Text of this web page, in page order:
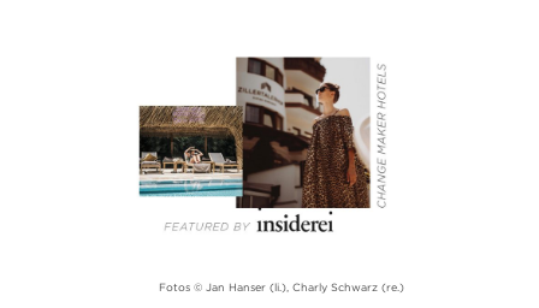
Fotos © Jan Hanser (li.), Charly Schwarz (re.)